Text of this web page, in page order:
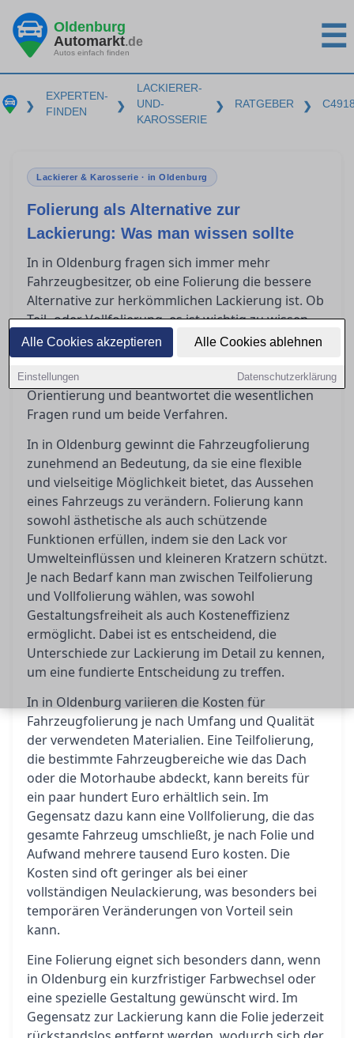
Alle Cookies akzeptieren Alle Cookies ablehnen
Einstellungen Datenschutzerklärung
Oldenburg
Automarkt.de
Autos einfach finden ☰
❯
EXPERTEN-
FINDEN
❯
LACKIERER-
UND-
KAROSSERIE
❯ RATGEBER ❯
Lackierer & Karosserie · in Oldenburg
Folierung als Alternative zur
Lackierung: Was man wissen sollte
In in Oldenburg fragen sich immer mehr
Fahrzeugbesitzer, ob eine Folierung die bessere
Alternative zur herkömmlichen Lackierung ist. Ob
Teil- oder Vollfolierung, es ist wichtig zu wissen,
was diese Techniken leisten können, was sie
kosten und wann sie gegenüber einer Lackierung
sinnvoller sind. Dieser Artikel bietet eine klare
Orientierung und beantwortet die wesentlichen
Fragen rund um beide Verfahren.
In in Oldenburg gewinnt die Fahrzeugfolierung
zunehmend an Bedeutung, da sie eine flexible
und vielseitige Möglichkeit bietet, das Aussehen
eines Fahrzeugs zu verändern. Folierung kann
sowohl ästhetische als auch schützende
Funktionen erfüllen, indem sie den Lack vor
Umwelteinflüssen und kleineren Kratzern schützt.
Je nach Bedarf kann man zwischen Teilfolierung
und Vollfolierung wählen, was sowohl
Gestaltungsfreiheit als auch Kosteneffizienz
ermöglicht. Dabei ist es entscheidend, die
Unterschiede zur Lackierung im Detail zu kennen,
um eine fundierte Entscheidung zu treffen.
In in Oldenburg variieren die Kosten für
Fahrzeugfolierung je nach Umfang und Qualität
der verwendeten Materialien. Eine Teilfolierung,
die bestimmte Fahrzeugbereiche wie das Dach
oder die Motorhaube abdeckt, kann bereits für
ein paar hundert Euro erhältlich sein. Im
Gegensatz dazu kann eine Vollfolierung, die das
gesamte Fahrzeug umschließt, je nach Folie und
Aufwand mehrere tausend Euro kosten. Die
Kosten sind oft geringer als bei einer
vollständigen Neulackierung, was besonders bei
temporären Veränderungen von Vorteil sein
kann.
Eine Folierung eignet sich besonders dann, wenn
in Oldenburg ein kurzfristiger Farbwechsel oder
eine spezielle Gestaltung gewünscht wird. Im
Gegensatz zur Lackierung kann die Folie jederzeit